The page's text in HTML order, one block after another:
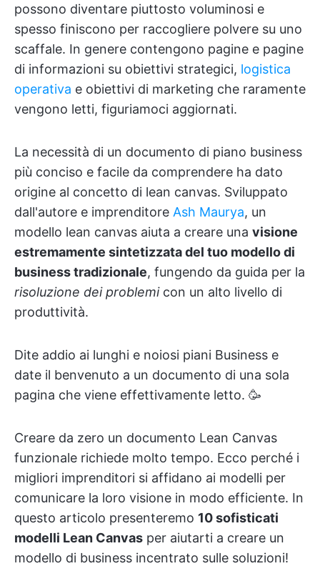
possono diventare piuttosto voluminosi e
spesso finiscono per raccogliere polvere su uno
scaffale. In genere contengono pagine e pagine
di informazioni su obiettivi strategici, logistica
operativa e obiettivi di marketing che raramente
vengono letti, figuriamoci aggiornati.
La necessità di un documento di piano business
più conciso e facile da comprendere ha dato
origine al concetto di lean canvas. Sviluppato
dall'autore e imprenditore Ash Maurya, un
modello lean canvas aiuta a creare una visione
estremamente sintetizzata del tuo modello di
business tradizionale, fungendo da guida per la
risoluzione dei problemicon un alto livello di
produttività.
Dite addio ai lunghi e noiosi piani Business e
date il benvenuto a un documento di una sola
pagina che viene effettivamente letto. 🥳
Creare da zero un documento Lean Canvas
funzionale richiede molto tempo. Ecco perché i
migliori imprenditori si affidano ai modelli per
comunicare la loro visione in modo efficiente. In
questo articolo presenteremo 10 sofisticati
modelli Lean Canvas per aiutarti a creare un
modello di business incentrato sulle soluzioni!